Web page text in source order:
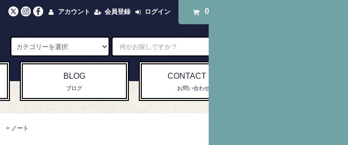
アカウント 会員登録 ログイン 0
BLOG
ブログ
CONTACT US
お問い合わせ
> ノート